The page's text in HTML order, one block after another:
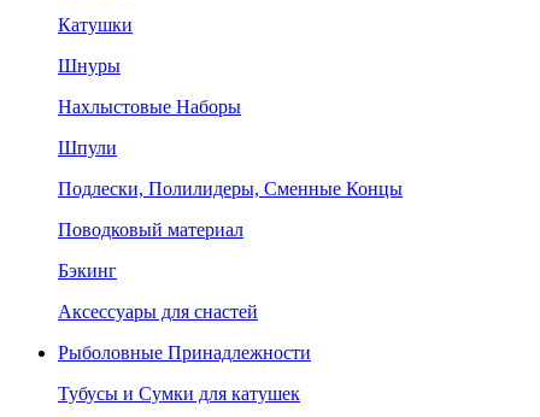
Катушки
Шнуры
Нахлыстовые Наборы
Шпули
Подлески, Полилидеры, Сменные Концы
Поводковый материал
Бэкинг
Аксессуары для снастей
Рыболовные Принадлежности
Тубусы и Сумки для катушек